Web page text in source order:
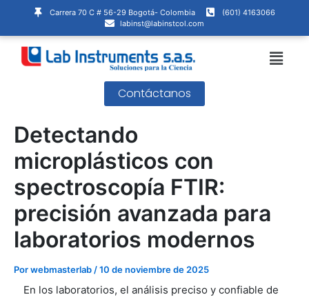
contenido
Carrera 70 C # 56-29 Bogotá- Colombia
(601) 4163066
labinst@labinstcol.com
Menú
Contáctanos
Detectando
microplásticos con
spectroscopía FTIR:
precisión avanzada para
laboratorios modernos
Porwebmasterlab /10 de noviembre de 2025
En los laboratorios, el análisis preciso y confiable de
Navegación
entradas